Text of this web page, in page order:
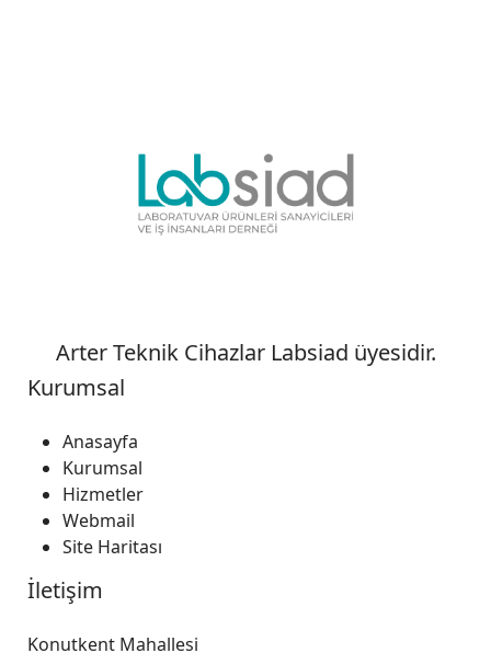
Arter Teknik Cihazlar Labsiad üyesidir.
Kurumsal
Anasayfa
Kurumsal
Hizmetler
Webmail
Site Haritası
İletişim
Konutkent Mahallesi